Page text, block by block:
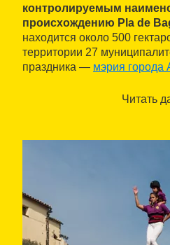
контролируемым
происхождению Pla de
находится около 500
территории 27
праздника — мэрия города
происхождению DO Pla de
За дополнительной
Читать